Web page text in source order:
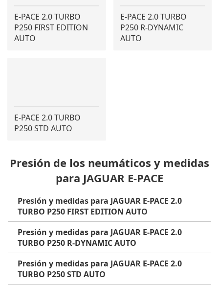
E-PACE 2.0 TURBO
P250 FIRST EDITION
AUTO
E-PACE 2.0 TURBO
P250 R-DYNAMIC
AUTO
E-PACE 2.0 TURBO
P250 STD AUTO
Presión de los neumáticos y medidas
para JAGUAR E-PACE
Presión y medidas para JAGUAR E-PACE 2.0
TURBO P250 FIRST EDITION AUTO
Presión y medidas para JAGUAR E-PACE 2.0
TURBO P250 R-DYNAMIC AUTO
Presión y medidas para JAGUAR E-PACE 2.0
TURBO P250 STD AUTO